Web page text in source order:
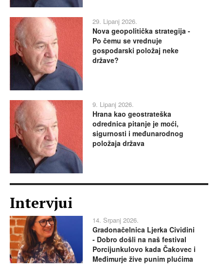
29. Lipanj 2026.
Nova geopolitička strategija -
Po čemu se vrednuje
gospodarski položaj neke
države?
9. Lipanj 2026.
Hrana kao geostrateška
odrednica pitanje je moći,
sigurnosti i međunarodnog
položaja država
Intervjui
14. Srpanj 2026.
Gradonačelnica Ljerka Cividini
- Dobro došli na naš festival
Porcijunkulovo kada Čakovec i
Međimurje žive punim plućima